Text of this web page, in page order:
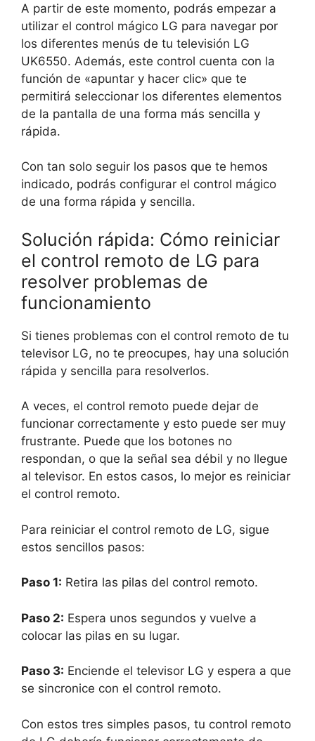
A partir de este momento, podrás empezar a
utilizar el control mágico LG para navegar por
los diferentes menús de tu televisión LG
UK6550. Además, este control cuenta con la
función de «apuntar y hacer clic» que te
permitirá seleccionar los diferentes elementos
de la pantalla de una forma más sencilla y
rápida.
Con tan solo seguir los pasos que te hemos
indicado, podrás configurar el control mágico
de una forma rápida y sencilla.
Solución rápida: Cómo reiniciar
el control remoto de LG para
resolver problemas de
funcionamiento
Si tienes problemas con el control remoto de tu
televisor LG, no te preocupes, hay una solución
rápida y sencilla para resolverlos.
A veces, el control remoto puede dejar de
funcionar correctamente y esto puede ser muy
frustrante. Puede que los botones no
respondan, o que la señal sea débil y no llegue
al televisor. En estos casos, lo mejor es reiniciar
el control remoto.
Para reiniciar el control remoto de LG, sigue
estos sencillos pasos:
Paso 1: Retira las pilas del control remoto.
Paso 2: Espera unos segundos y vuelve a
colocar las pilas en su lugar.
Paso 3: Enciende el televisor LG y espera a que
se sincronice con el control remoto.
Con estos tres simples pasos, tu control remoto